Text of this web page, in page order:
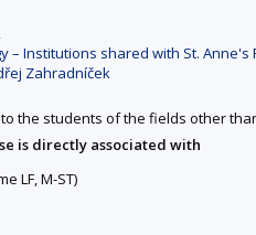
– Institutions shared with St. Anne's
Zahradníček
the students of the fields other
is directly associated with
LF, M-ST)